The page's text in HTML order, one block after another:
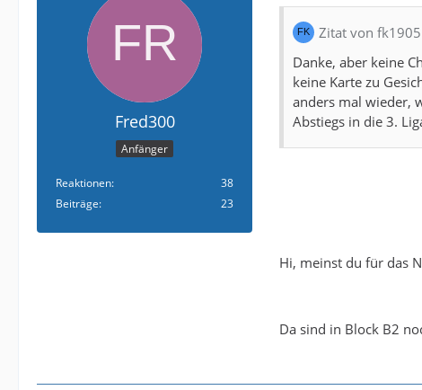
Fred300
Anfänger
Reaktionen
38
Beiträge
23
Zitat von fk1905
Danke, aber keine
keine Karte zu
anders mal wieder,
Abstiegs in die 3.
Hi, meinst du für das
Da sind in Block B2